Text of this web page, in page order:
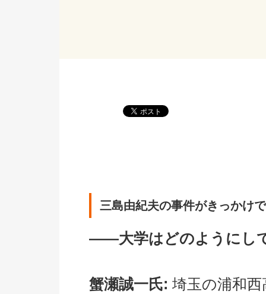
三島由紀夫の事件がきっかけ
――大学はどのようにし
蟹瀬誠一氏: 埼玉の浦和